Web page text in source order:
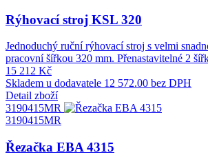
Rýhovací stroj KSL 320
Jednoduchý ruční rýhovací stroj s velmi
pracovní šířkou 320 mm. Přenastavitelné 2
15 212 Kč
Skladem u dodavatele 12 572.00 bez DPH
Detail zboží
3190415MR
3190415MR
Řezačka EBA 4315